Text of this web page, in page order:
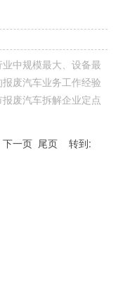
中规模最大、设备最
废汽车业务工作经验
废汽车拆解企业定点
下一页 尾页 转到: